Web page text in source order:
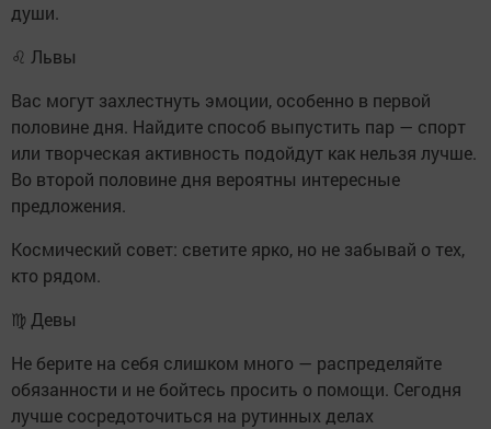
души.
♌ Львы
Вас могут захлестнуть эмоции, особенно в первой
половине дня. Найдите способ выпустить пар — спорт
или творческая активность подойдут как нельзя лучше.
Во второй половине дня вероятны интересные
предложения.
Космический совет: светите ярко, но не забывай о тех,
кто рядом.
♍ Девы
Не берите на себя слишком много — распределяйте
обязанности и не бойтесь просить о помощи. Сегодня
лучше сосредоточиться на рутинных делах